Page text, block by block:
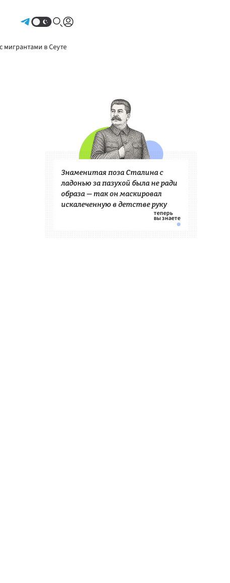
мигрантами в Сеуте
Знаменитая поза Сталина с
ладонью за пазухой была не ради
образа — так он маскировал
искалеченную в детстве руку